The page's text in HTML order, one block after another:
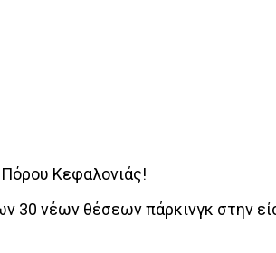
Κεφαλονιάς!
30 νέων θέσεων πάρκινγκ στην